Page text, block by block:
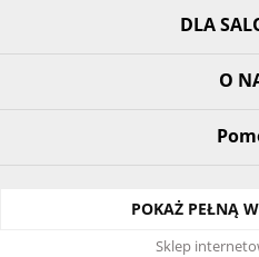
DLA
O
POKAŻ PEŁNĄ
Sklep